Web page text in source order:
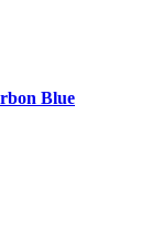
Blue